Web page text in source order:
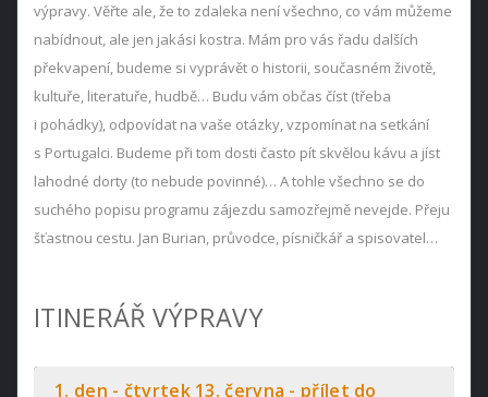
výpravy. Věřte ale, že to zdaleka není všechno, co vám můžeme
nabídnout, ale jen jakási kostra. Mám pro vás řadu dalších
překvapení, budeme si vyprávět o historii, současném životě,
kultuře, literatuře, hudbě… Budu vám občas číst (třeba
i pohádky), odpovídat na vaše otázky, vzpomínat na setkání
s Portugalci. Budeme při tom dosti často pít skvělou kávu a jíst
lahodné dorty (to nebude povinné)… A tohle všechno se do
suchého popisu programu zájezdu samozřejmě nevejde. Přeju
šťastnou cestu. Jan Burian, průvodce, písničkář a spisovatel…
ITINERÁŘ VÝPRAVY
1. den - čtvrtek 13. června - přílet do